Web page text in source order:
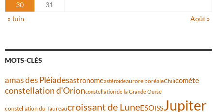
30
31
« Juin
Août »
MOTS-CLÉS
amas des Pléiadesastronomeastéroïdeaurore boréaleChilicomète
constellation d'Orionconstellation de la Grande Ourse
constellation du Taureaucroissant de LuneESOISSJupiter